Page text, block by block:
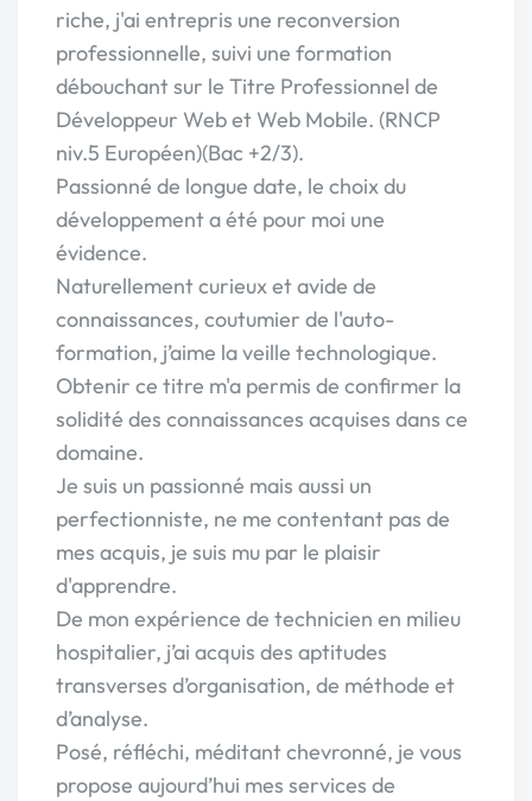
riche, j'ai entrepris une reconversion
professionnelle, suivi une formation
débouchant sur le Titre Professionnel de
Développeur Web et Web Mobile. (RNCP
niv.5 Européen)(Bac +2/3).
Passionné de longue date, le choix du
développement a été pour moi une
évidence.
Naturellement curieux et avide de
connaissances, coutumier de l'auto-
formation, j’aime la veille technologique.
Obtenir ce titre m'a permis de confirmer la
solidité des connaissances acquises dans ce
domaine.
Je suis un passionné mais aussi un
perfectionniste, ne me contentant pas de
mes acquis, je suis mu par le plaisir
d'apprendre.
De mon expérience de technicien en milieu
hospitalier, j’ai acquis des aptitudes
transverses d’organisation, de méthode et
d’analyse.
Posé, réfléchi, méditant chevronné, je vous
propose aujourd’hui mes services de